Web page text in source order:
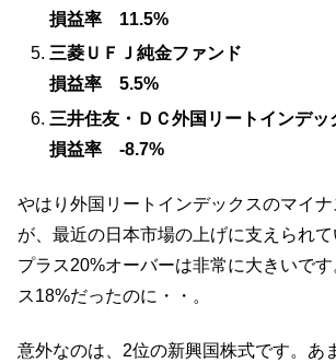
損益率 11.5%
三菱ＵＦＪ純金ファンド
損益率 5.5%
三井住友・ＤＣ外国リートインデッ
損益率 -8.7%
やはり外国リートインデックスのマイ
が、最近の日本市場の上げに支えられ
プラス20%オーバーは非常に大きいで
ス18%だったのに・・。
意外なのは、2位の新興国株式です。あ